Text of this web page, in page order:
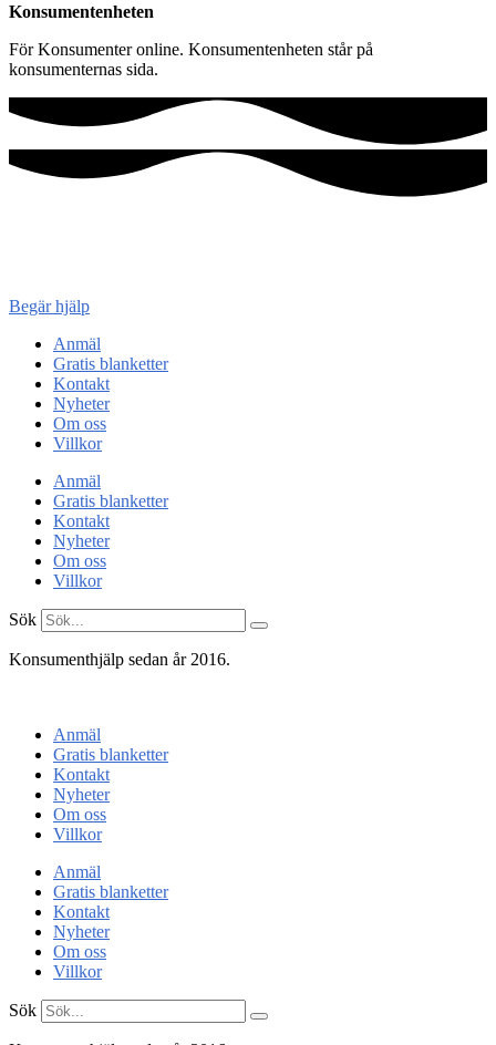
Konsumentenheten
För Konsumenter online. Konsumentenheten står på
konsumenternas sida.
Begär hjälp
Anmäl
Gratis blanketter
Kontakt
Nyheter
Om oss
Villkor
Anmäl
Gratis blanketter
Kontakt
Nyheter
Om oss
Villkor
Sök
Konsumenthjälp sedan år 2016.
Anmäl
Gratis blanketter
Kontakt
Nyheter
Om oss
Villkor
Anmäl
Gratis blanketter
Kontakt
Nyheter
Om oss
Villkor
Sök